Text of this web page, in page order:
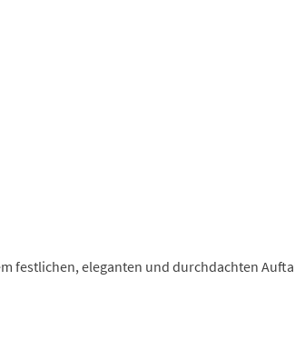
festlichen, eleganten und durchdachten